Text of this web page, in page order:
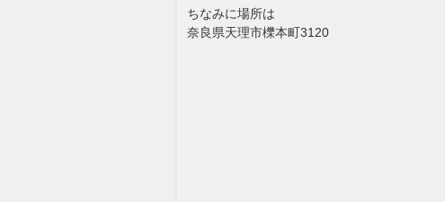
ちなみに場所は
奈良県天理市櫟本町3120